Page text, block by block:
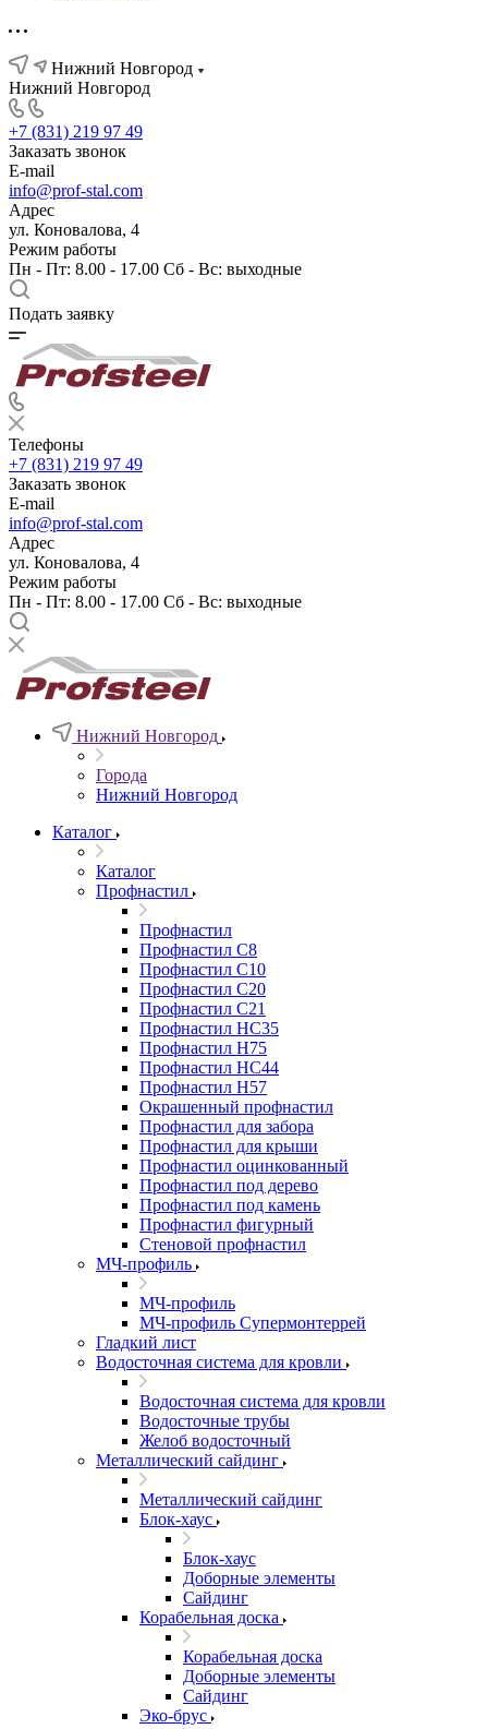
Нижний Новгород
Нижний Новгород
+7 (831) 219 97 49
Заказать звонок
E-mail
info@prof-stal.com
Адрес
ул. Коновалова, 4
Режим работы
Пн - Пт: 8.00 - 17.00 Сб - Вс: выходные
Подать заявку
Телефоны
+7 (831) 219 97 49
Заказать звонок
E-mail
info@prof-stal.com
Адрес
ул. Коновалова, 4
Режим работы
Пн - Пт: 8.00 - 17.00 Сб - Вс: выходные
Нижний Новгород
Города
Нижний Новгород
Каталог
Каталог
Профнастил
Профнастил
Профнастил С8
Профнастил С10
Профнастил С20
Профнастил С21
Профнастил НС35
Профнастил Н75
Профнастил HC44
Профнастил Н57
Окрашенный профнастил
Профнастил для забора
Профнастил для крыши
Профнастил оцинкованный
Профнастил под дерево
Профнастил под камень
Профнастил фигурный
Стеновой профнастил
МЧ-профиль
МЧ-профиль
МЧ-профиль Супермонтеррей
Гладкий лист
Водосточная система для кровли
Водосточная система для кровли
Водосточные трубы
Желоб водосточный
Металлический сайдинг
Металлический сайдинг
Блок-хаус
Блок-хаус
Доборные элементы
Сайдинг
Корабельная доска
Корабельная доска
Доборные элементы
Сайдинг
Эко-брус